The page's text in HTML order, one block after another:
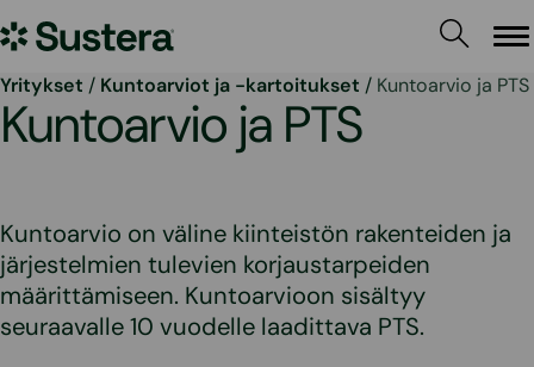
sisältöön
Sustera
Yritykset / Kuntoarviot ja -kartoitukset / Kuntoarvio ja PTS
Kuntoarvio ja PTS
Kuntoarvio on väline kiinteistön rakenteiden ja
järjestelmien tulevien korjaustarpeiden
määrittämiseen. Kuntoarvioon sisältyy
seuraavalle 10 vuodelle laadittava PTS.